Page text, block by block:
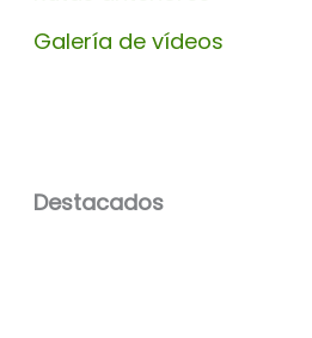
Galería de vídeos
Destacados